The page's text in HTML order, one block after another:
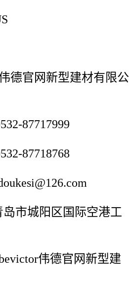
德官网新型建材有限公
87717999
87718768
市城阳区国际空港工
伟德官网新型建